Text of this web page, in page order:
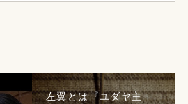
左翼とは『ユダヤ主